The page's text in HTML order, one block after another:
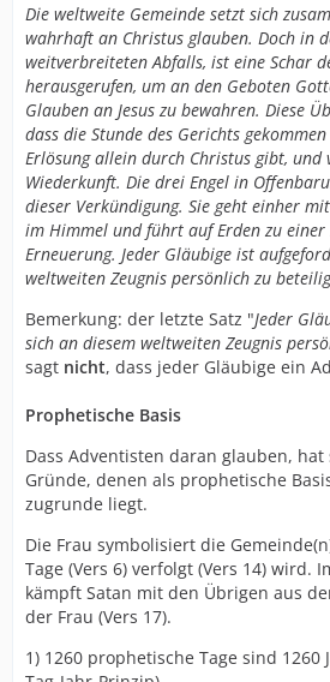
Die weltweite Gemeinde setzt sich
wahrhaft an Christus glauben. Doch in
weitverbreiteten Abfalls, ist eine Schar
herausgerufen, um an den Geboten
Glauben an Jesus zu bewahren. Diese
dass die Stunde des Gerichts
Erlösung allein durch Christus gibt, und
Wiederkunft. Die drei Engel in
dieser Verkündigung. Sie geht einher
im Himmel und führt auf Erden zu einer
Erneuerung. Jeder Gläubige ist
weltweiten Zeugnis persönlich zu
Bemerkung: der letzte Satz "Jeder
sich an diesem weltweiten Zeugnis
sagt nicht, dass jeder Gläubige ein
Prophetische Basis
Dass Adventisten daran glauben,
Gründe, denen als prophetische
zugrunde liegt.
Die Frau symbolisiert die
Tage (Vers 6) verfolgt (Vers 14) wird.
kämpft Satan mit den Übrigen aus
der Frau (Vers 17).
1) 1260 prophetische Tage sind 1260